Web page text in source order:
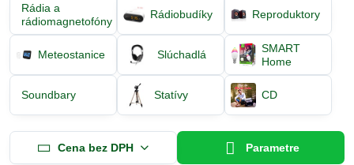
Rádia a
rádiomagnetofóny
Rádiobudíky Reproduktory
Meteostanice Slúchadlá
SMART
Home
Soundbary Statívy CD
Cena bez DPH Parametre